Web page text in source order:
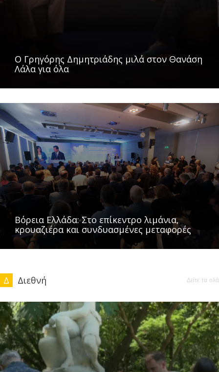
O Γρηγόρης Δημητριάδης μιλά στον Θανάση
Λάλα για όλα
Βόρεια Ελλάδα: Στο επίκεντρο λιμάνια,
κρουαζιέρα και συνδυασμένες μεταφορές
Δ Διεθνή Δείτε τα ολά